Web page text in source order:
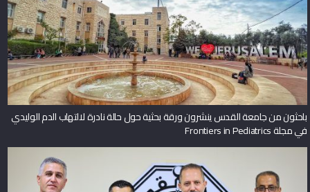
باحثون من جامعة القدس ينشرون ورقة بحثية حول حالة نادرة لالتهاب الدم الوليدي
في مجلة Frontiers in Pediatrics